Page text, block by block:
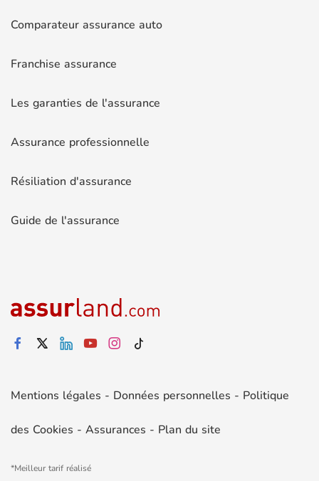
Comparateur assurance auto
Franchise assurance
Les garanties de l'assurance
Assurance professionnelle
Résiliation d'assurance
Guide de l'assurance
Mentions légales - Données personnelles - Politique
des Cookies - Assurances - Plan du site
*Meilleur tarif réalisé